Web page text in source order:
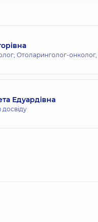
Отоларинголог-онколог,
Едуардівна
досвіду